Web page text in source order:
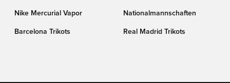
Nike Mercurial Vapor Nationalmannschaften
Barcelona Trikots Real Madrid Trikots